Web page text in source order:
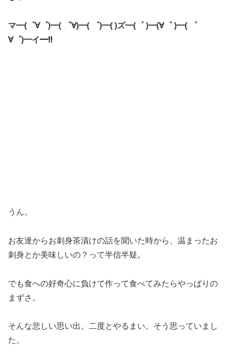
マ━(゜∀゜)━( ゜∀)━( ゜)━( )ズ━(゜ )━(∀゜ )━( ゜
∀゜)━イ━‼
うん。
お友達からお刺身茶漬けの話を聞いた時から、温まったお
刺身とか美味しいの？って半信半疑。
でも食への好奇心に負けて作って食べてみたらやっぱりの
まずさ。
そんな悲しい思い出。二度とやるまい。そう思っていまし
た。